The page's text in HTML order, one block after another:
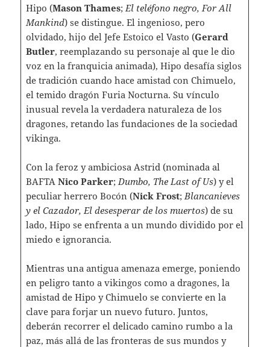
Hipo (Mason Thames; El teléfono negro, For All
Mankind) se distingue. El ingenioso, pero
olvidado, hijo del Jefe Estoico el Vasto (Gerard
Butler, reemplazando su personaje al que le dio
voz en la franquicia animada), Hipo desafía siglos
de tradición cuando hace amistad con Chimuelo,
el temido dragón Furia Nocturna. Su vínculo
inusual revela la verdadera naturaleza de los
dragones, retando las fundaciones de la sociedad
vikinga.
Con la feroz y ambiciosa Astrid (nominada al
BAFTA Nico Parker; Dumbo, The Last of Us) y el
peculiar herrero Bocón (Nick Frost; Blancanieves
y el Cazador, El desesperar de los muertos) de su
lado, Hipo se enfrenta a un mundo dividido por el
miedo e ignorancia.
Mientras una antigua amenaza emerge, poniendo
en peligro tanto a vikingos como a dragones, la
amistad de Hipo y Chimuelo se convierte en la
clave para forjar un nuevo futuro. Juntos,
deberán recorrer el delicado camino rumbo a la
paz, más allá de las fronteras de sus mundos y